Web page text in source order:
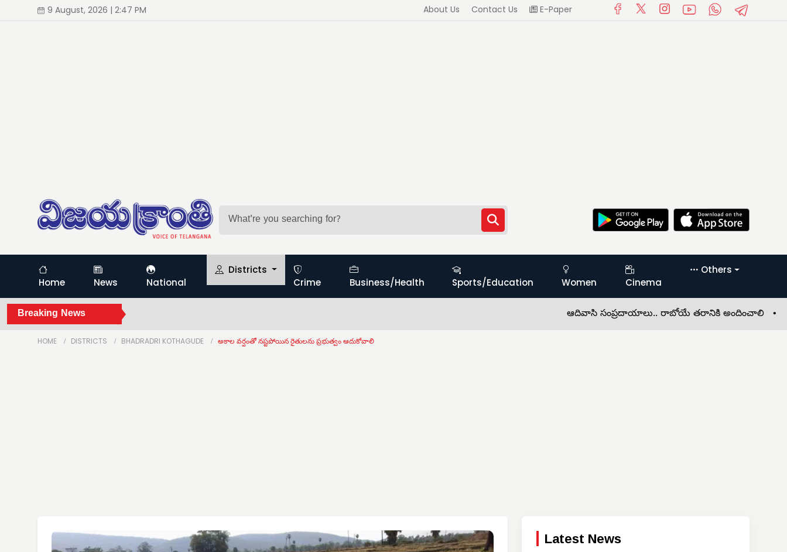
9 August, 2026 | 2:47 PM About Us Contact Us E-Paper
Home News National
Districts
Crime
Business/Health Sports/Education Women Cinema
Others
Breaking News ఆదివాసి సంప్రదాయాలు.. రాబోయే తరానికి అందించాలి •బేలలో
HOME DISTRICTS BHADRADRI KOTHAGUDE అకాల వర్షంతో నష్టపోయిన రైతులను ప్రభుత్వం ఆదుకోవాలి
Latest News